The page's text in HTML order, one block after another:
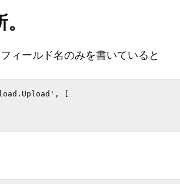
ィールド名のみを書いていると
[